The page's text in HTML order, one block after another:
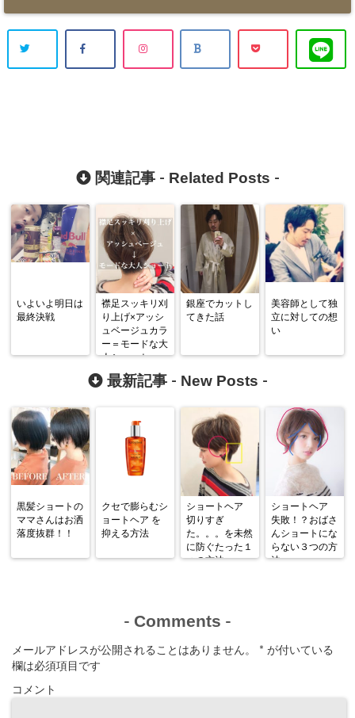
関連記事 - Related Posts -
いよいよ明日は
最終決戦
襟足スッキリ刈
り上げ×アッシ
ュベージュカラ
ー＝モードな大
人ショート
銀座でカットし
てきた話
美容師として独
立に対しての想
い
最新記事 - New Posts -
黒髪ショートの
ママさんはお洒
落度抜群！！
クセで膨らむシ
ョートヘア を
抑える方法
ショートヘア
切りすぎ
た。。。を未然
に防ぐたった１
つの方法
ショートヘア
失敗！？おばさ
んショートにな
らない３つの方
法
- Comments -
メールアドレスが公開されることはありません。 * が付いている
欄は必須項目です
コメント